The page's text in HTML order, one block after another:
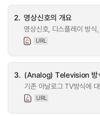
2. 영상신호의 개요
영상신호, 디스플레이 방식
URL
3. (Analog) Television 방
기존 아날로그 TV방식에
URL